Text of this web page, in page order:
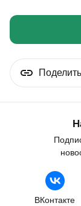
ВКонтакте